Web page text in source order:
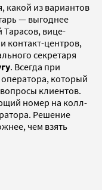
какой из вариантов
— выгоднее
вице-
контакт-центров,
секретаря
. Всегда при
который
клиентов.
номер на колл-
Решение
чем взять